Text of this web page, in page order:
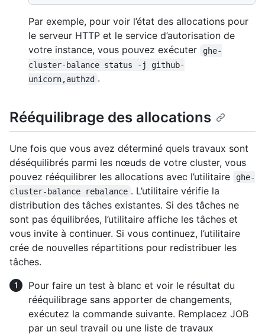
Par exemple, pour voir l’état des allocations pour
le serveur HTTP et le service d’autorisation de
votre instance, vous pouvez exécuter
ghe-
cluster-balance status -j github-
unicorn,authzd .
Rééquilibrage des allocations
Une fois que vous avez déterminé quels travaux sont
déséquilibrés parmi les nœuds de votre cluster, vous
pouvez rééquilibrer les allocations avec l’utilitaire
ghe-
cluster-balance rebalance . L’utilitaire vérifie la
distribution des tâches existantes. Si des tâches ne
sont pas équilibrées, l’utilitaire affiche les tâches et
vous invite à continuer. Si vous continuez, l’utilitaire
crée de nouvelles répartitions pour redistribuer les
tâches.
Pour faire un test à blanc et voir le résultat du
rééquilibrage sans apporter de changements,
exécutez la commande suivante. Remplacez JOB
par un seul travail ou une liste de travaux